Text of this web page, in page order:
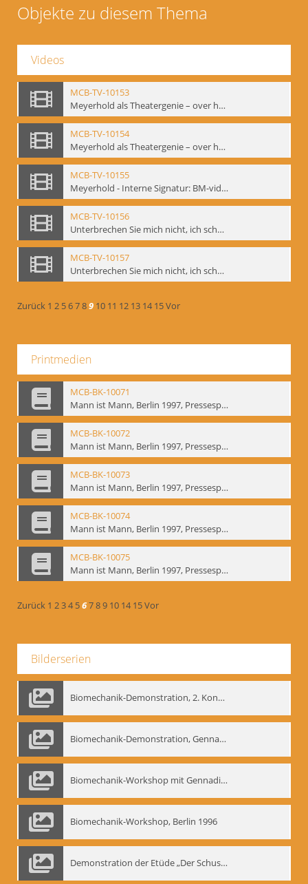
Objekte zu diesem Thema
Videos
MCB-TV-10153
Meyerhold als Theatergenie – over het mechanik van de acteursexpressie, Ausschnitt 4 - Interne Signatur: BM-vid-108_A4
MCB-TV-10154
Meyerhold als Theatergenie – over het mechanik van de acteursexpressie, Ausschnitt 5 - Interne Signatur: BM-vid-108_A5
MCB-TV-10155
Meyerhold - Interne Signatur: BM-vid-116
MCB-TV-10156
Unterbrechen Sie mich nicht, ich schweige!, Berlin 2006 - Interne Signatur: BM-vid-126
MCB-TV-10157
Unterbrechen Sie mich nicht, ich schweige!, Berlin 2006 - Interne Signatur: BM-vid-127
Zurück 1 2 56789 10 11 12 13 14 15Vor
Printmedien
MCB-BK-10071
Mann ist Mann, Berlin 1997, Pressespiegel - interne Signatur: BM-prt-262-19
MCB-BK-10072
Mann ist Mann, Berlin 1997, Pressespiegel - interne Signatur: BM-prt-262-20
MCB-BK-10073
Mann ist Mann, Berlin 1997, Pressespiegel - interne Signatur: BM-prt-262-21
MCB-BK-10074
Mann ist Mann, Berlin 1997, Pressespiegel - interne Signatur: BM-prt-262-22
MCB-BK-10075
Mann ist Mann, Berlin 1997, Pressespiegel - interne Signatur: BM-prt-262-23
Zurück 1 234 56789 10 14 15Vor
Bilderserien
Biomechanik-Demonstration, 2. Kongress der EMF, Mai 1995
Biomechanik-Demonstration, Gennadij Bogdanow im Berliner Ensemble, 04.10.1991
Biomechanik-Workshop mit Gennadij Nikolajewitsch Bogdanow im Mime Centrum Berlin, 1991
Biomechanik-Workshop, Berlin 1996
Demonstration der Etüde „Der Schuss mit dem Bogen“ durch Gennadij Nikolajewitsch Bogdanow, Berlin 1991